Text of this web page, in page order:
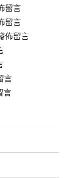
留言
留言
佈留言
言
言